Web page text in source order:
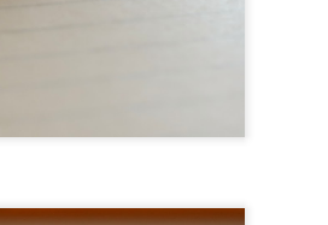
de l’objet, la quintessence de l’écriture,
quel stylo.
entre nos mains.